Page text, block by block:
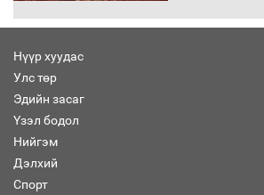
Нүүр хуудас
Улс төр
Эдийн засаг
Үзэл бодол
Нийгэм
Дэлхий
Спорт